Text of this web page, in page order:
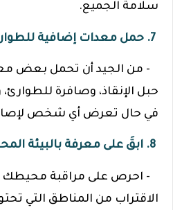
سلامة الجميع.
- من الجيد أن تحمل بعض
حبل الإنقاذ، وصافرة
في حال تعرض أي شخص
- احرص على مراقبة محيطك
الاقتراب من المناطق التي